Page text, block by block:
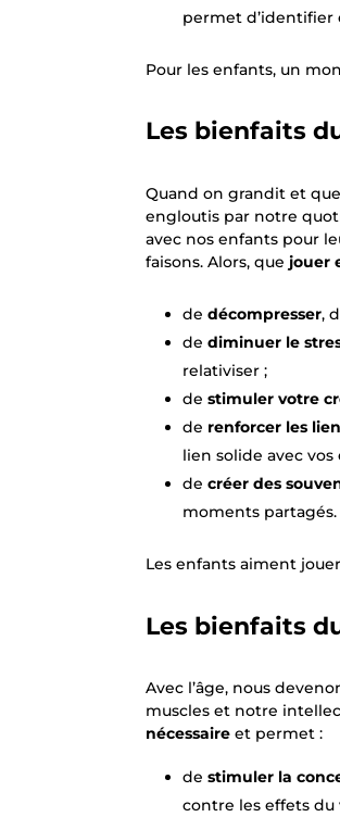
permet
Pour les enfants, un
Les bienfaits
Quand on grandit et
engloutis par notre
avec nos enfants pour
faisons. Alors, que jouer
dedécompresser,
dediminuer le
relativiser ;
destimuler votre
de renforcer les
lien solide avec
decréer des
moments partagés.
Les enfants aiment
Les bienfaits
Avec l’âge, nous
muscles et notre
nécessaire et permet :
destimuler la
contre les effets